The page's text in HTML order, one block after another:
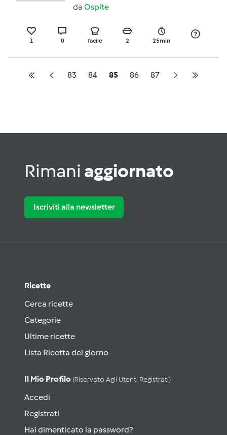
affumicata
da Ospite
1 0 facile 2 25min
83 84 85 86 87
Rimani aggiornato
Iscriviti alla newsletter
Ricette
Cerca ricette
Categorie
Ultime ricette
Lista Ricetta del giorno
Il Mio Profilo (riservato Agli Utenti Registrati)
Accedi
Registrati
Hai dimenticato la password?